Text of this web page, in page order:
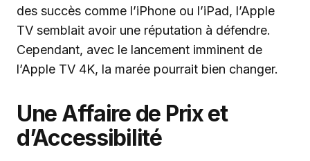
des succès comme l’iPhone ou l’iPad, l’Apple
TV semblait avoir une réputation à défendre.
Cependant, avec le lancement imminent de
l’Apple TV 4K, la marée pourrait bien changer.
Une Affaire de Prix et
d’Accessibilité